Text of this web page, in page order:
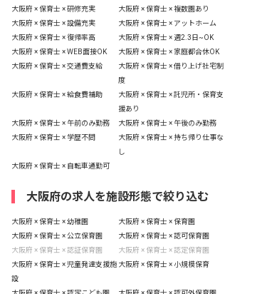
大阪府 × 保育士 × 研修充実
大阪府 × 保育士 × 複数園あり
大阪府 × 保育士 × 設備充実
大阪府 × 保育士 × アットホーム
大阪府 × 保育士 × 復帰率高
大阪府 × 保育士 × 週2.3日~OK
大阪府 × 保育士 × WEB面接OK
大阪府 × 保育士 × 家庭都合休OK
大阪府 × 保育士 × 交通費支給
大阪府 × 保育士 × 借り上げ社宅制
度
大阪府 × 保育士 × 給食費補助
大阪府 × 保育士 × 託児所・保育支
援あり
大阪府 × 保育士 × 午前のみ勤務
大阪府 × 保育士 × 午後のみ勤務
大阪府 × 保育士 × 学歴不問
大阪府 × 保育士 × 持ち帰り仕事な
し
大阪府 × 保育士 × 自転車通勤可
大阪府の求人を施設形態で絞り込む
大阪府 × 保育士 × 幼稚園
大阪府 × 保育士 × 保育園
大阪府 × 保育士 × 公立保育園
大阪府 × 保育士 × 認可保育園
大阪府 × 保育士 × 認証保育園
大阪府 × 保育士 × 認定保育園
大阪府 × 保育士 × 児童発達支援施
設
大阪府 × 保育士 × 小規模保育